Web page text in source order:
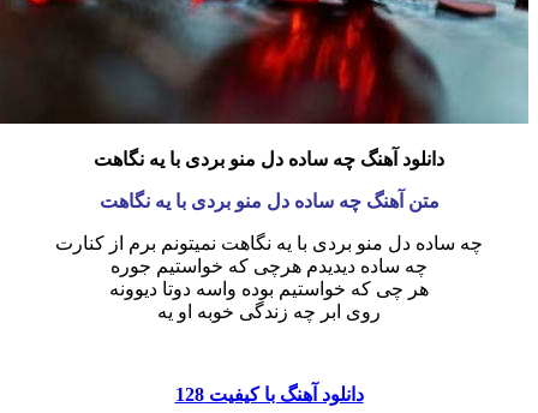
دانلود آهنگ چه ساده دل منو بردی با یه نگاهت
متن آهنگ چه ساده دل منو بردی با یه نگاهت
چه ساده دل منو بردی با یه نگاهت نمیتونم برم از کنارت
چه ساده دیدیدم هرچی که خواستیم جوره
هر چی که خواستیم بوده واسه دوتا دیوونه
روی ابر چه زندگی خوبه او یه
دانلود آهنگ با کیفیت 128